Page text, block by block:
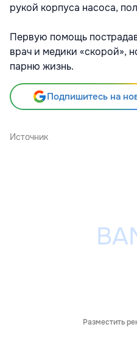
рукой корпуса насоса,
Первую помощь
врач и медики «скорой»,
парню жизнь.
Подпишитесь на
Источник
Разместить